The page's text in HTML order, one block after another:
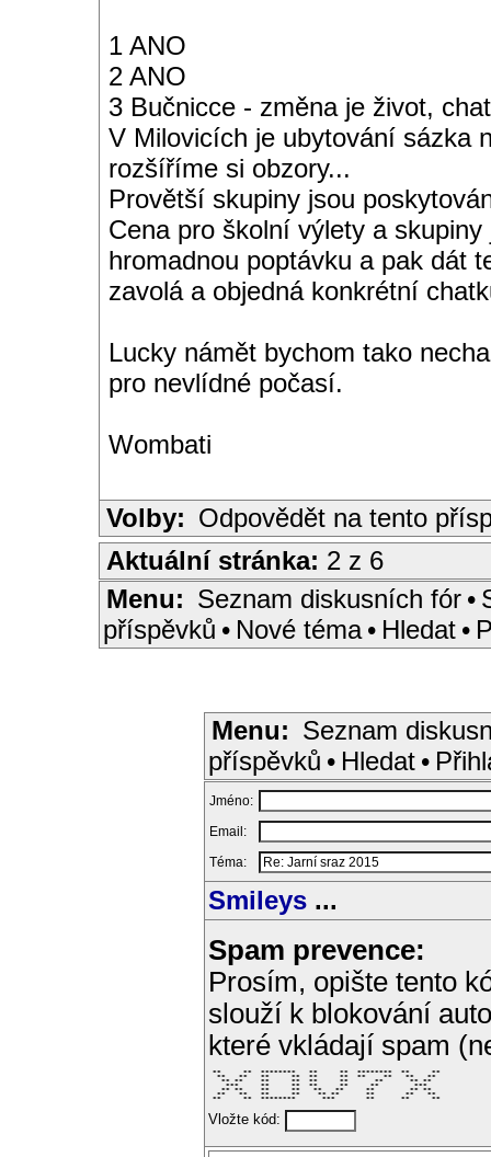
1 ANO
2 ANO
3 Bučnicce - změna je život,
V Milovicích je ubytování sázka
rozšíříme si obzory...
Provětší skupiny jsou
Cena pro školní výlety a
hromadnou poptávku a pak dát
zavolá a objedná konkrétní
Lucky námět bychom tako
pro nevlídné počasí.
Wombati
Volby: Odpovědět na tento
Aktuální stránka: 2 z 6
Menu: Seznam diskusních fór •
příspěvků • Nové téma • Hledat •
Menu: Seznam
příspěvků • Hledat •
Jméno:
Email:
Téma:
Smileys ...
Spam prevence:
Prosím, opište tento
slouží k blokování
které vkládají spam
**     **  ********   **     **  ********  **     **
  **   **   **     **  **     **  **    **   **   **
   ** **    **     **  **     **      **      ** **
    ***     **     **  **     **     **        ***
   ** **    **     **   **   **     **        ** **
  **   **   **     **    ** **      **       **   **
**     **  ********      ***       **      **     **
Vložte kód: